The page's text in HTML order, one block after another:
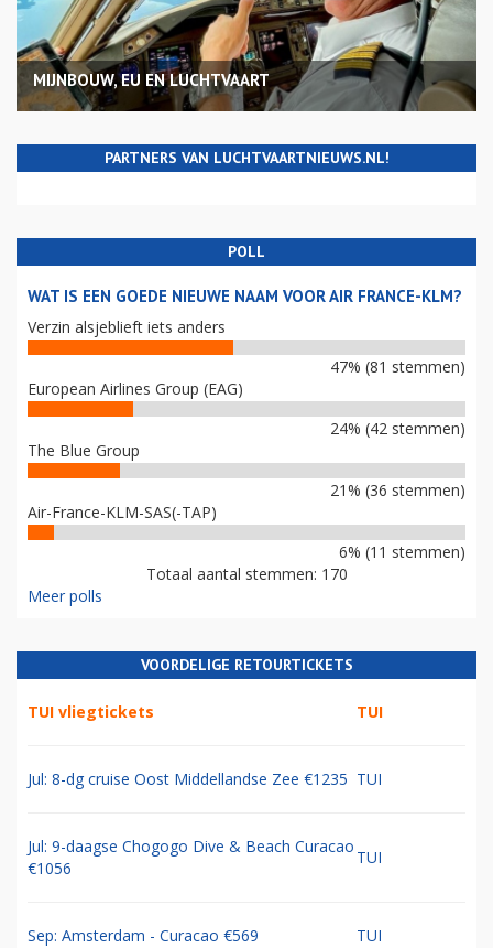
MIJNBOUW, EU EN LUCHTVAART
PARTNERS VAN LUCHTVAARTNIEUWS.NL!
POLL
WAT IS EEN GOEDE NIEUWE NAAM VOOR AIR FRANCE-KLM?
Verzin alsjeblieft iets anders
47% (81 stemmen)
European Airlines Group (EAG)
24% (42 stemmen)
The Blue Group
21% (36 stemmen)
Air-France-KLM-SAS(-TAP)
6% (11 stemmen)
Totaal aantal stemmen: 170
Meer polls
VOORDELIGE RETOURTICKETS
TUI vliegtickets TUI
Jul: 8-dg cruise Oost Middellandse Zee €1235 TUI
Jul: 9-daagse Chogogo Dive & Beach Curacao
€1056
TUI
Sep: Amsterdam - Curacao €569 TUI